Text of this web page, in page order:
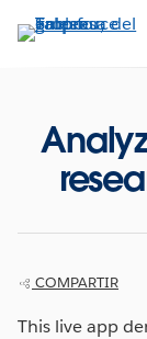
COMPARTIR
This live app